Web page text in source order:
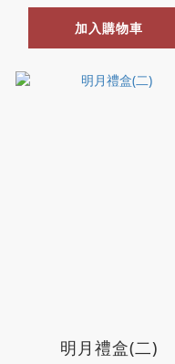
加入購物車
明月禮盒(二)